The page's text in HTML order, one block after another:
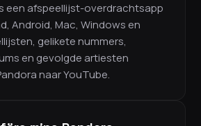
een afspeellijst-overdrachtsapp
Android, Mac, Windows en
gelikete nummers,
en gevolgde artiesten
naar YouTube.